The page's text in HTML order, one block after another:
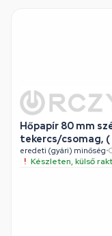
Hőpapír 80 mm
tekercs/csomag,
eredeti (gyári) minőség•
Készleten, külső